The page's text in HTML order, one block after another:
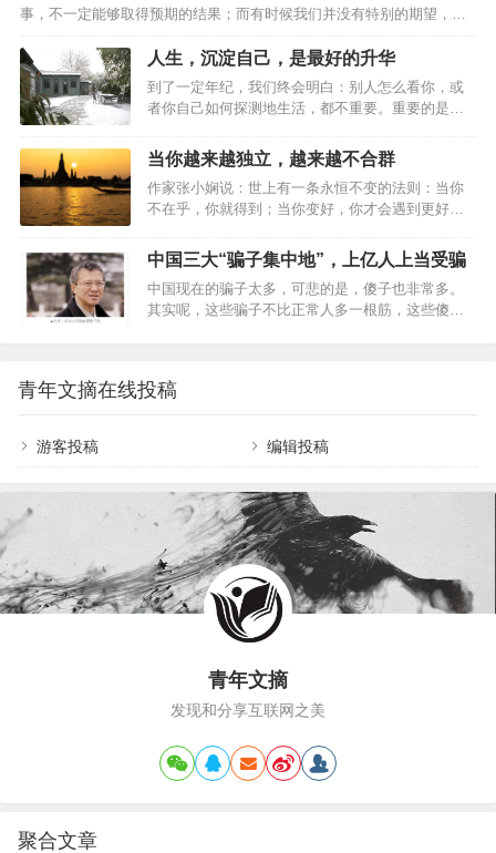
事。 于是兴奋冲昏了头脑，以致她完全没有感觉到
男友微妙的态度变化。男友对婚礼完全不上心，她
也一点都不在意，自己挑起了全部的担子，制作请
柬，联系婚庆，挑选礼服，从头到尾都好像她一个
人的独角戏。 事实上，最后的婚礼，…
事，不一定能够取得预期的结果；而有时候我们并没有特别的期望，却
无意中获得意想不到的收获。人生充满了不确定性，而怎样才算真正的
通透？走过半生，比起年轻时的激情与冲劲，我们更需要的是一份随遇
而安的从容。接受事与愿违，是中年人该有的通透。01事与愿违，本是
人生常态林清玄说：“人生不如意之事十有八九，常想一二，不思八九，
事事如意。”在人生的旅途中，不如意之事远比如意之事要多得多。我们
要坦然接受：事与愿违，本是人生常态。一位老人年轻时梦想成为一
名…
人生，沉淀自己，是最好的升华
到了一定年纪，我们终会明白：别人怎么看你，或
者你自己如何探测地生活，都不重要。重要的是你
一样无法停止下落的时间，你要知道自己将会如何
生活。人到中年宜自敛。人生，要学会沉淀。人
生，沉淀自己，是最好的升华。沉淀朋友时间磨平
人的棱角，也沉淀出真正的朋友。一个挚友胜过万
贯家财。没有任何道路能通往真诚，因为真诚本身
就是道路。朋友就像人民币，有真有假。假朋友在
时候，绝不会远离你。真正的朋友，不在于花言巧
语，而是关键时刻拉…
当你越来越独立，越来越不合群
作家张小娴说：世上有一条永恒不变的法则：当你
不在乎，你就得到；当你变好，你才会遇到更好，
单，你才能够宁缺毋滥。生活里，人们有千万种性
格，圈子更有多样的颜色。而我们，却总是因为两
者没有交集而恐惧焦虑。然后，不管适不适合自
己，都试图从中寻找理解和认同。可现实往往是：
的真正开始。当你越来越独立，越来越不合群01少
了迎合,多了自由最近，《她的双重奏》节目，采访
到了演员邓萃雯。…
中国三大“骗子集中地”，上亿人上当受骗
中国现在的骗子太多，可悲的是，傻子也非常多。
其实呢，这些骗子不比正常人多一根筋，这些傻子
道。——张千帆 01第一集中地：股市股市，本来是
个好东西，在中国，居然成了个骗子集中地。企业
造假包装上市，大庄包装轿子上街，小股民最后抢
着抬轿子，最后，才发现轿子里的金银财宝全不见
来就不符合股市应该具备的正确的基因和体系，到
现在…
青年文摘在线投稿
游客投稿 编辑投稿
青年文摘
发现和分享互联网之美
聚合文章